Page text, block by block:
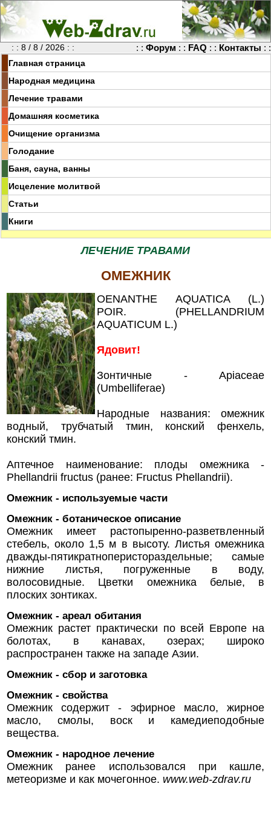
: : 8 / 8 / 2026 : : : : Форум : : FAQ : : Контакты : :
Главная страница
Народная медицина
Лечение травами
Домашняя косметика
Очищение организма
Голодание
Баня, сауна, ванны
Исцеление молитвой
Статьи
Книги
ЛЕЧЕНИЕ ТРАВАМИ
ОМЕЖНИК
OENANTHE AQUATICA (L.)
POIR. (PHELLANDRIUM
AQUATICUM L.)
Ядовит!
Зонтичные - Apiaceae
(Umbelliferae)
Народные названия: омежник
водный, трубчатый тмин, конский фенхель,
конский тмин.
Аптечное наименование: плоды омежника -
Phellandrii fructus (ранее: Fructus Phellandrii).
Омежник - используемые части
Омежник - ботаническое описание
Омежник имеет растопыренно-разветвленный
стебель, около 1,5 м в высоту. Листья омежника
дважды-пятикратноперистораздельные; самые
нижние листья, погруженные в воду,
волосовидные. Цветки омежника белые, в
плоских зонтиках.
Омежник - ареал обитания
Омежник растет практически по всей Европе на
болотах, в канавах, озерах; широко
распространен также на западе Азии.
Омежник - сбор и заготовка
Омежник - свойства
Омежник содержит - эфирное масло, жирное
масло, смолы, воск и камедиеподобные
вещества.
Омежник - народное лечение
Омежник ранее использовался при кашле,
метеоризме и как мочегонное. www.web-zdrav.ru